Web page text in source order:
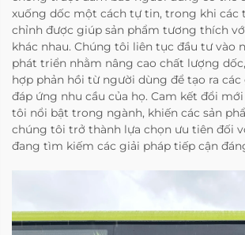
xuống dốc một cách tự tin, trong khi các
chỉnh được giúp sản phẩm tương thích
khác nhau. Chúng tôi liên tục đầu tư vào
phát triển nhằm nâng cao chất lượng
hợp phản hồi từ người dùng để tạo ra
đáp ứng nhu cầu của họ. Cam kết đổi
tôi nổi bật trong ngành, khiến các sản
chúng tôi trở thành lựa chọn ưu tiên đối
đang tìm kiếm các giải pháp tiếp cận